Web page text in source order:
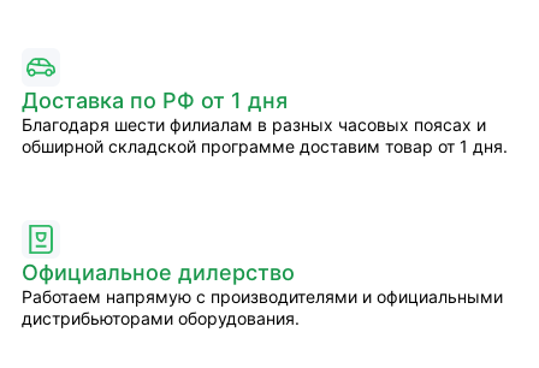
Доставка по РФ от 1 дня
Благодаря шести филиалам в разных часовых поясах и
обширной складской программе доставим товар от 1 дня.
Официальное дилерство
Работаем напрямую с производителями и официальными
дистрибьюторами оборудования.